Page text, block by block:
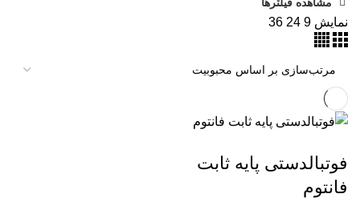
مشاهده فیلترها
نمایش 9
24
36
فوتبالدستی پایه ثابت
فانتوم